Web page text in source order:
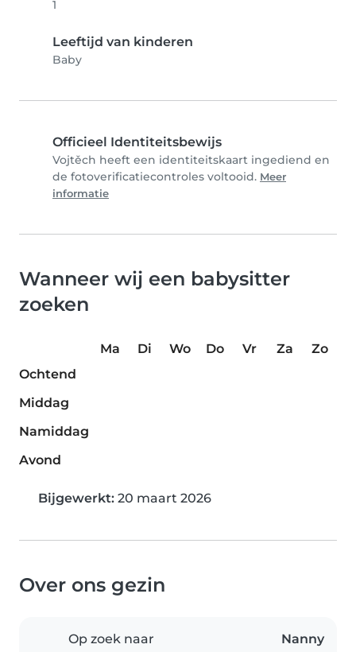
1
Leeftijd van kinderen
Baby
Officieel Identiteitsbewijs
Vojtěch heeft een identiteitskaart ingediend en
de fotoverificatiecontroles voltooid. Meer
informatie
Wanneer wij een babysitter
zoeken
Ma Di Wo Do Vr Za
Zo
Ochtend
Middag
Namiddag
Avond
Bijgewerkt: 20 maart 2026
Over ons gezin
Op zoek naar Nanny